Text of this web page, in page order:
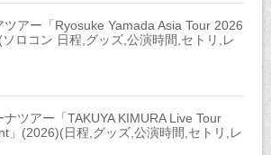
ツアー「Ryosuke Yamada Asia Tour 2026
ロコン 日程,グッズ,公演時間,セトリ,レ
ツアー「TAKUYA KIMURA Live Tour
」(2026)(日程,グッズ,公演時間,セトリ,レ